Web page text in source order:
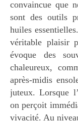
convaincue que
sont des outils
huiles
véritable plaisir
évoque des
chaleureux,
après-midis
juteux. Lorsque
on perçoit
vivacité. Au